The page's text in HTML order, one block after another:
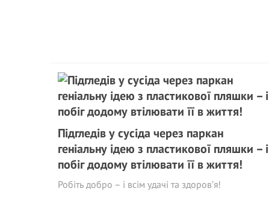
Підгледів у сусіда через паркан
геніальну ідею з пластикової пляшки – і
побіг додому втілювати її в життя!
Робіть добро – і всім удачі та здоров’я!